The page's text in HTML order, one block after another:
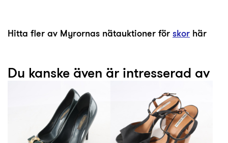
Hitta fler av Myrornas nätauktioner förskor här
Du kanske även är intresserad av